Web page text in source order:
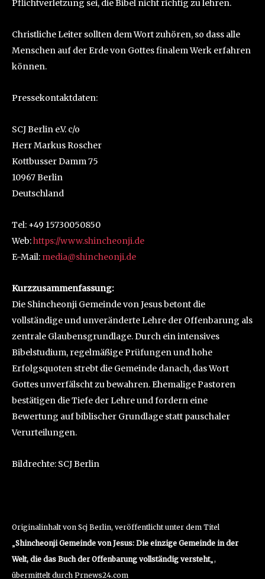
Pflichtverletzung sei, die Bibel nicht richtig zu lehren.
Christliche Leiter sollten dem Wort zuhören, so dass alle
Menschen auf der Erde von Gottes finalem Werk erfahren
können.
Pressekontaktdaten:
SCJ Berlin e.V. c/o
Herr Markus Roscher
Kottbusser Damm 75
10967 Berlin
Deutschland
Tel: +49 15730050850
Web:https://www.shincheonji.de
E-Mail: media@shincheonji.de
Kurzzusammenfassung:
Die Shincheonji Gemeinde von Jesus betont die
vollständige und unveränderte Lehre der Offenbarung als
zentrale Glaubensgrundlage. Durch ein intensives
Bibelstudium, regelmäßige Prüfungen und hohe
Erfolgsquoten strebt die Gemeinde danach, das Wort
Gottes unverfälscht zu bewahren. Ehemalige Pastoren
bestätigen die Tiefe der Lehre und fordern eine
Bewertung auf biblischer Grundlage statt pauschaler
Verurteilungen.
Bildrechte: SCJ Berlin
Originalinhalt von Scj Berlin, veröffentlicht unter dem Titel
„Shincheonji Gemeinde von Jesus: Die einzige Gemeinde in der
Welt, die das Buch der Offenbarung vollständig versteht„,
übermittelt durch Prnews24.com